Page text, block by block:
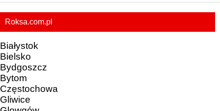
Roksa.com.pl
Białystok
Bielsko
Bydgoszcz
Bytom
Częstochowa
Gliwice